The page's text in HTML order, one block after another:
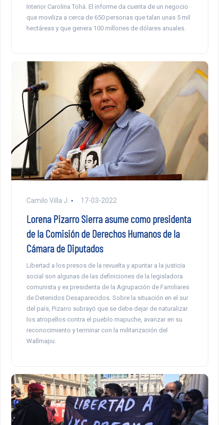
Interior Carolina Tohá. El informe da cuenta de un negocio
que moviliza a cerca de 650 personas que talan unas 5 mil
hectáreas y que genera 100 millones de dólares anuales.
Camilo Villa J. 17-03-2022
Lorena Pizarro Sierra asume como presidenta
de la Comisión de Derechos Humanos de la
Cámara de Diputados
Libertad a los presos de la revuelta y apuntar a la justicia
social son algunas de las definiciones de la legisladora
comunista y ex presidenta de la Agrupación de Familiares
de Detenidos Desaparecidos. Sobre la situación en el sur
del país, Pizarro subrayó que se debe dejar de naturalizar
los atropellos contra el pueblo mapuche, avanzar en su
reconocimiento y terminar con la militarización del
Wallmapu.